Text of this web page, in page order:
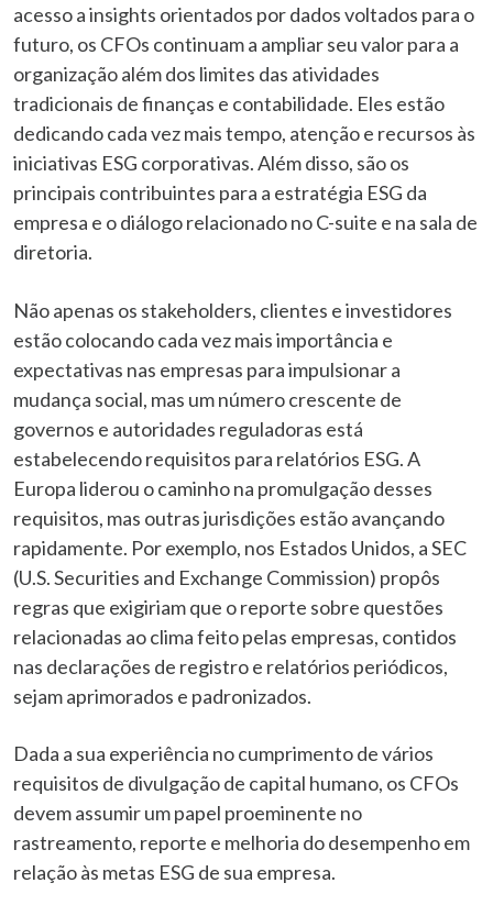
acesso a insights orientados por dados voltados para o
futuro, os CFOs continuam a ampliar seu valor para a
organização além dos limites das atividades
tradicionais de finanças e contabilidade. Eles estão
dedicando cada vez mais tempo, atenção e recursos às
iniciativas ESG corporativas. Além disso, são os
principais contribuintes para a estratégia ESG da
empresa e o diálogo relacionado no C-suite e na sala de
diretoria.
Não apenas os stakeholders, clientes e investidores
estão colocando cada vez mais importância e
expectativas nas empresas para impulsionar a
mudança social, mas um número crescente de
governos e autoridades reguladoras está
estabelecendo requisitos para relatórios ESG. A
Europa liderou o caminho na promulgação desses
requisitos, mas outras jurisdições estão avançando
rapidamente. Por exemplo, nos Estados Unidos, a SEC
(U.S. Securities and Exchange Commission) propôs
regras que exigiriam que o reporte sobre questões
relacionadas ao clima feito pelas empresas, contidos
nas declarações de registro e relatórios periódicos,
sejam aprimorados e padronizados.
Dada a sua experiência no cumprimento de vários
requisitos de divulgação de capital humano, os CFOs
devem assumir um papel proeminente no
rastreamento, reporte e melhoria do desempenho em
relação às metas ESG de sua empresa.